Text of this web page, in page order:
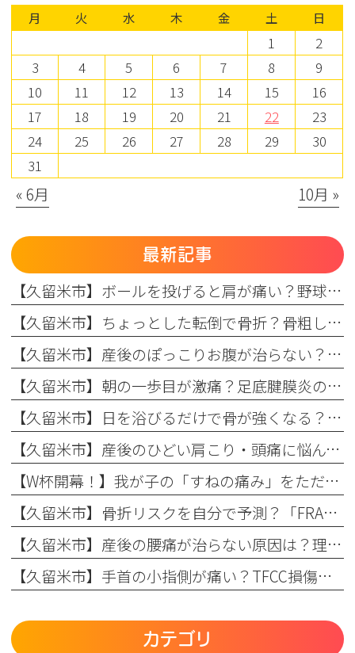
月 火 水 木 金 土 日
1
2
3
4 5 6 7 8
9
10
11 12 13 14 15
16
17
18 19 20 21 22
23
24
25 26 27 28 29
30
31
« 6月 10月 »
最新記事
【久留米市】ボールを投げると肩が痛い？野球肩の原因・症状とまつもと整形外科のリハビリ
【久留米市】ちょっとした転倒で骨折？骨粗しょう症と転倒予防の関係を理学療法士が解説！
【久留米市】産後のぽっこりお腹が治らない？原因と理学療法士が教える改善リハビリ
【久留米市】朝の一歩目が激痛？足底腱膜炎の原因・予防策と整形外科でのリハビリ治療を解説！
【久留米市】日を浴びるだけで骨が強くなる？骨粗しょう症予防に欠かせない日光浴の重要性とリハビリのコツ
【久留米市】産後のひどい肩こり・頭痛に悩んでいませんか？理学療法士が教える根本原因とリハビリの重要性
【W杯開幕！】我が子の「すねの痛み」をただの成長痛で終わらせない
【久留米市】骨折リスクを自分で予測？「FRAX」の仕組みとまつもと整形外科での活用法
【久留米市】産後の腰痛が治らない原因は？理学療法士が教える骨盤ケアとリハビリの重要性
【久留米市】手首の小指側が痛い？TFCC損傷（三角線維軟骨複合体損傷）の正しい治療法とリハビリについて
カテゴリ